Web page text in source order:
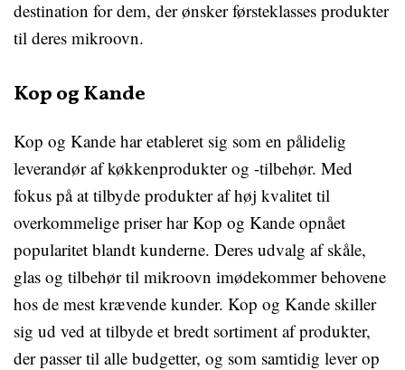
destination for dem, der ønsker førsteklasses produkter
til deres mikroovn.
Kop og Kande
Kop og Kande har etableret sig som en pålidelig
leverandør af køkkenprodukter og -tilbehør. Med
fokus på at tilbyde produkter af høj kvalitet til
overkommelige priser har Kop og Kande opnået
popularitet blandt kunderne. Deres udvalg af skåle,
glas og tilbehør til mikroovn imødekommer behovene
hos de mest krævende kunder. Kop og Kande skiller
sig ud ved at tilbyde et bredt sortiment af produkter,
der passer til alle budgetter, og som samtidig lever op